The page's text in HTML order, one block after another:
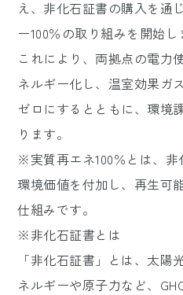
え、非化石証書の購入を通
ー100％の取り組みを開始し
これにより、両拠点の電力
ネルギー化し、温室効果ガ
ゼロにするとともに、環境
ります。
※実質再エネ100％とは、
環境価値を付加し、再生可
仕組みです。
※非化石証書とは
「非化石証書」とは、太陽
ネルギーや原子力など、